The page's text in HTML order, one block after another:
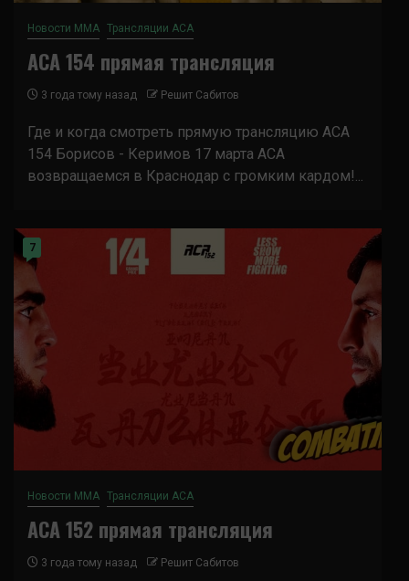
Новости ММА Трансляции ACA
ACA 154 прямая трансляция
3 года тому назад Решит Сабитов
Где и когда смотреть прямую трансляцию ACA
154 Борисов - Керимов 17 марта ACA
возвращаемся в Краснодар с громким кардом!...
7
Новости ММА Трансляции ACA
ACA 152 прямая трансляция
3 года тому назад Решит Сабитов